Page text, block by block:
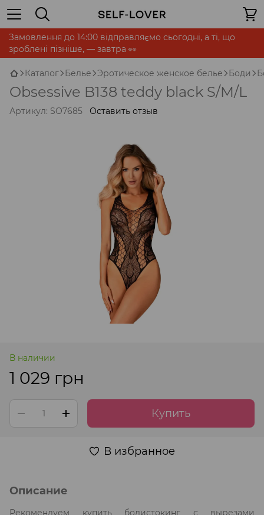
Замовлення до 14:00 відправляємо сьогодні, а ті, що
зроблені пізніше, — завтра 👀
Каталог Белье Эротическое женское белье Боди
Obsessive B138 teddy black S/M/L
Артикул: SO7685 Оставить отзыв
В наличии
1 029 грн
Купить
В избранное
Описание
Рекомендуем купить бодистокинг с вырезами